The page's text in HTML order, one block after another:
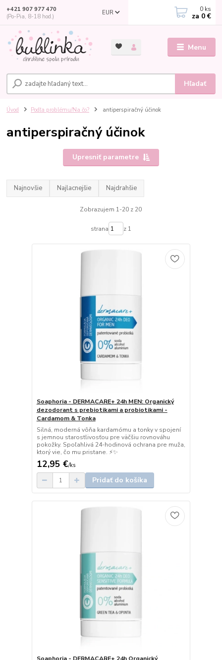
Menu
EUR
Hľadať
+421 907 977 470
(Po-Pia, 8-18 hod.)
0 ks
za 0 €
Úvod Podľa problému/Na čo? antiperspiračný účinok
antiperspiračný účinok
Upresniť parametre
Najnovšie Najlacnejšie Najdrahšie
Zobrazujem 1-20 z 20
strana z 1
Soaphoria - DERMACARE+ 24h MEN: Organický
dezodorant s prebiotikami a probiotikami -
Cardamom & Tonka
Silná, moderná vôňa kardamómu a tonky v spojení
s jemnou starostlivosťou pre väčšiu rovnováhu
pokožky. Spoľahlivá 24-hodinová ochrana pre muža,
ktorý vie, čo mu pristane. ⚡✨
12,95 €/ks
Pridať do košíka
Soaphoria - DERMACARE+ 24h Organický